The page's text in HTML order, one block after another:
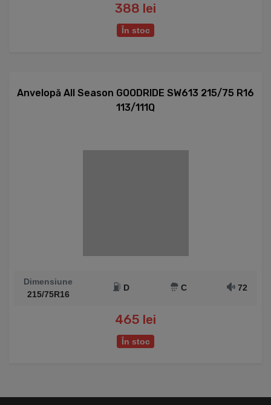
388 lei
În stoc
Anvelopă All Season GOODRIDE SW613 215/75 R16
113/111Q
Dimensiune
215/75R16
D C 72
465 lei
În stoc